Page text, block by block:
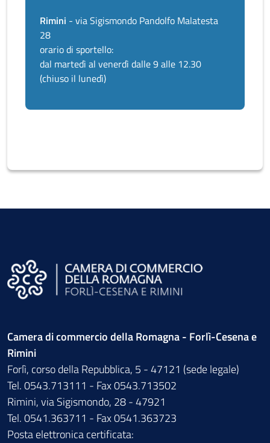
Rimini - via Sigismondo Pandolfo Malatesta
28
orario di sportello:
dal martedì al venerdì dalle 9 alle 12.30
(chiuso il lunedì)
Camera di commercio della Romagna - Forlì-Cesena e
Rimini
Forlì, corso della Repubblica, 5 - 47121 (sede legale)
Tel. 0543.713111 - Fax 0543.713502
Rimini, via Sigismondo, 28 - 47921
Tel. 0541.363711 - Fax 0541.363723
Posta elettronica certificata: